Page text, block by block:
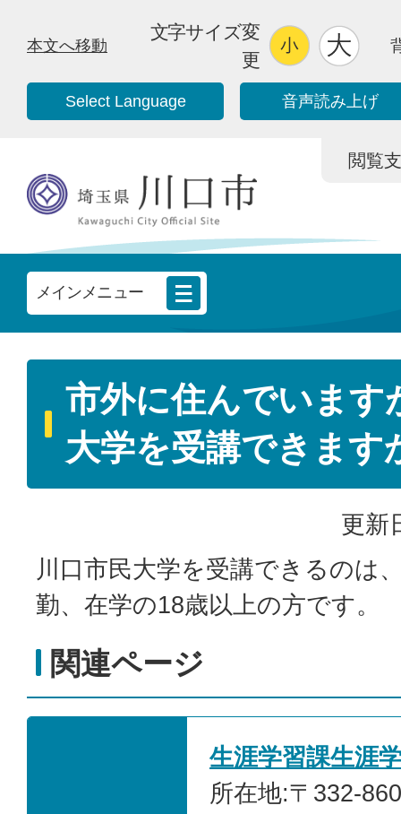
本文へ移動
文字サイズ変
更
Select Language 音声読み上げ
閲覧
メインメニュー
市外に住んでいます
大学を受講できます
更新
川口市民大学を受講できるのは
勤、在学の18歳以上の方です。
関連ページ
生涯学習課生涯
所在地:〒332-